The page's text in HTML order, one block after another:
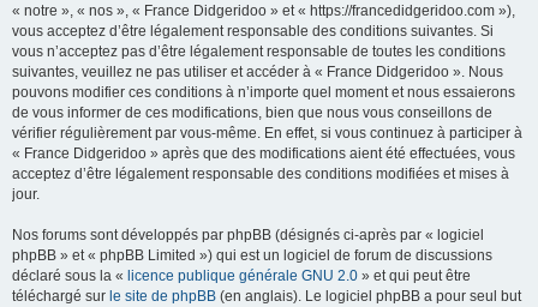
« notre », « nos », « France Didgeridoo » et « https://francedidgeridoo.com »),
vous acceptez d’être légalement responsable des conditions suivantes. Si
vous n’acceptez pas d’être légalement responsable de toutes les conditions
suivantes, veuillez ne pas utiliser et accéder à « France Didgeridoo ». Nous
pouvons modifier ces conditions à n’importe quel moment et nous essaierons
de vous informer de ces modifications, bien que nous vous conseillons de
vérifier régulièrement par vous-même. En effet, si vous continuez à participer à
« France Didgeridoo » après que des modifications aient été effectuées, vous
acceptez d’être légalement responsable des conditions modifiées et mises à
jour.
Nos forums sont développés par phpBB (désignés ci-après par « logiciel
phpBB » et « phpBB Limited ») qui est un logiciel de forum de discussions
déclaré sous la « licence publique générale GNU 2.0 » et qui peut être
téléchargé sur le site de phpBB (en anglais). Le logiciel phpBB a pour seul but